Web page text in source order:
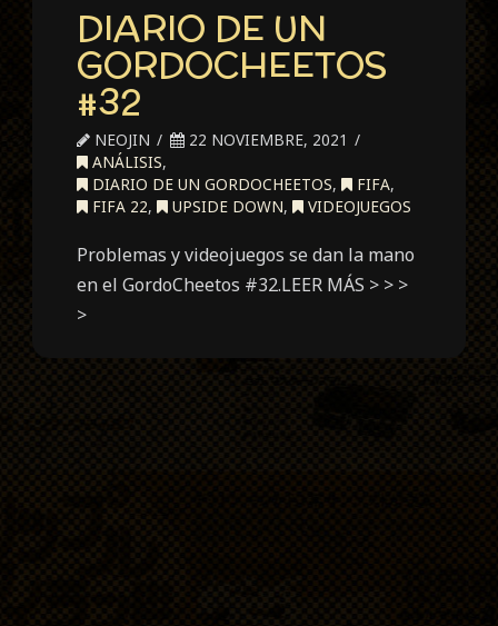
DIARIO DE UN
GORDOCHEETOS
#32
NEOJIN
22 NOVIEMBRE, 2021
ANÁLISIS,
DIARIO DE UN GORDOCHEETOS, FIFA,
FIFA 22, UPSIDE DOWN, VIDEOJUEGOS
Problemas y videojuegos se dan la mano
en el GordoCheetos #32.LEER MÁS > > >
>